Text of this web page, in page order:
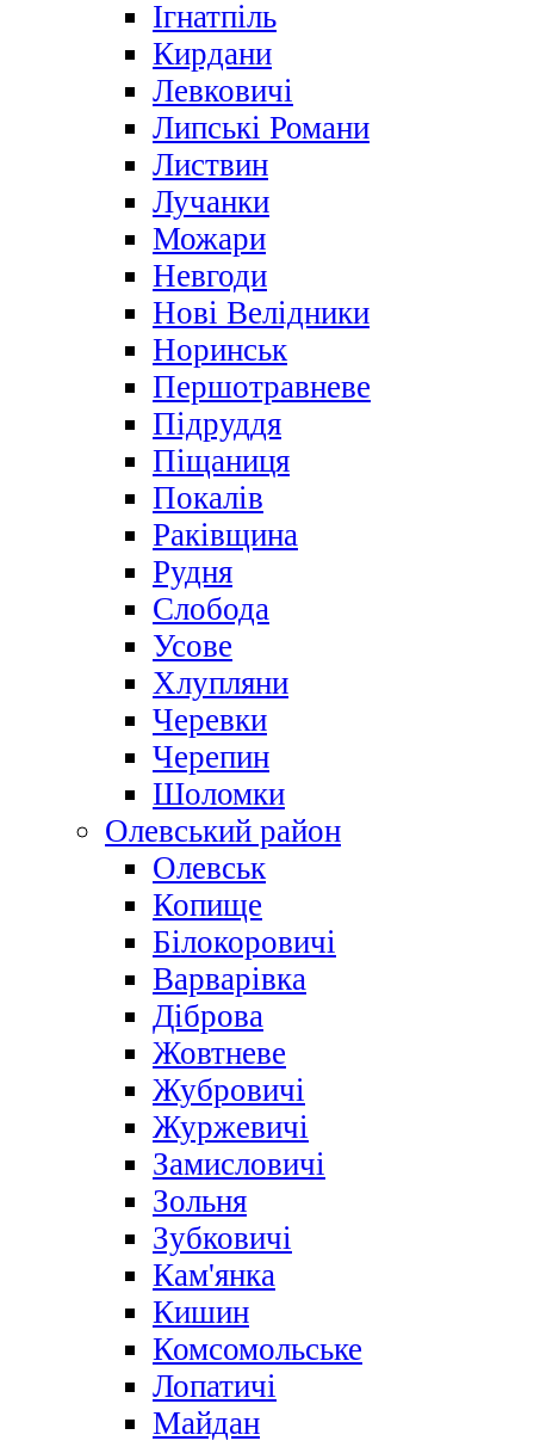
Ігнатпіль
Кирдани
Левковичі
Липські Романи
Листвин
Лучанки
Можари
Невгоди
Нові Велідники
Норинськ
Першотравневе
Підруддя
Піщаниця
Покалів
Раківщина
Рудня
Слобода
Усове
Хлупляни
Черевки
Черепин
Шоломки
Олевський район
Олевськ
Копище
Білокоровичі
Варварівка
Діброва
Жовтневе
Жубровичі
Журжевичі
Замисловичі
Зольня
Зубковичі
Кам'янка
Кишин
Комсомольське
Лопатичі
Майдан